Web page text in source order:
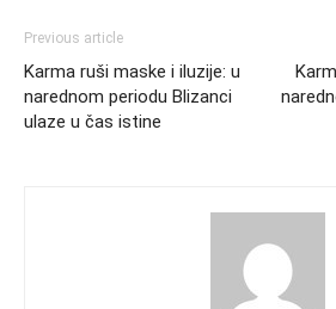
Previous article
Karma ruši maske i iluzije: u
narednom periodu Blizanci
ulaze u čas istine